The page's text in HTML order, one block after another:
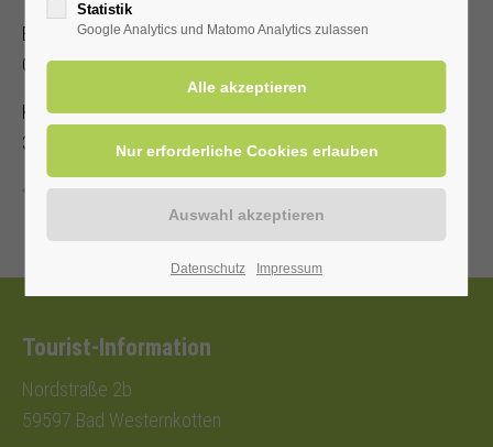
Erlernen Sie die Selbstakupressur zur Linderung von Kopf-,
Gelenk- und Muskelschmerzen
Kostenbeitrag mit gültiger Kur-/Einwohnerkarte 2,- €, ohne
3,- €.
Zurück
Tourist-Information
Nordstraße 2b
59597 Bad Westernkotten
Statistik
Google Analytics und Matomo Analytics zulassen
Datenschutz Impressum